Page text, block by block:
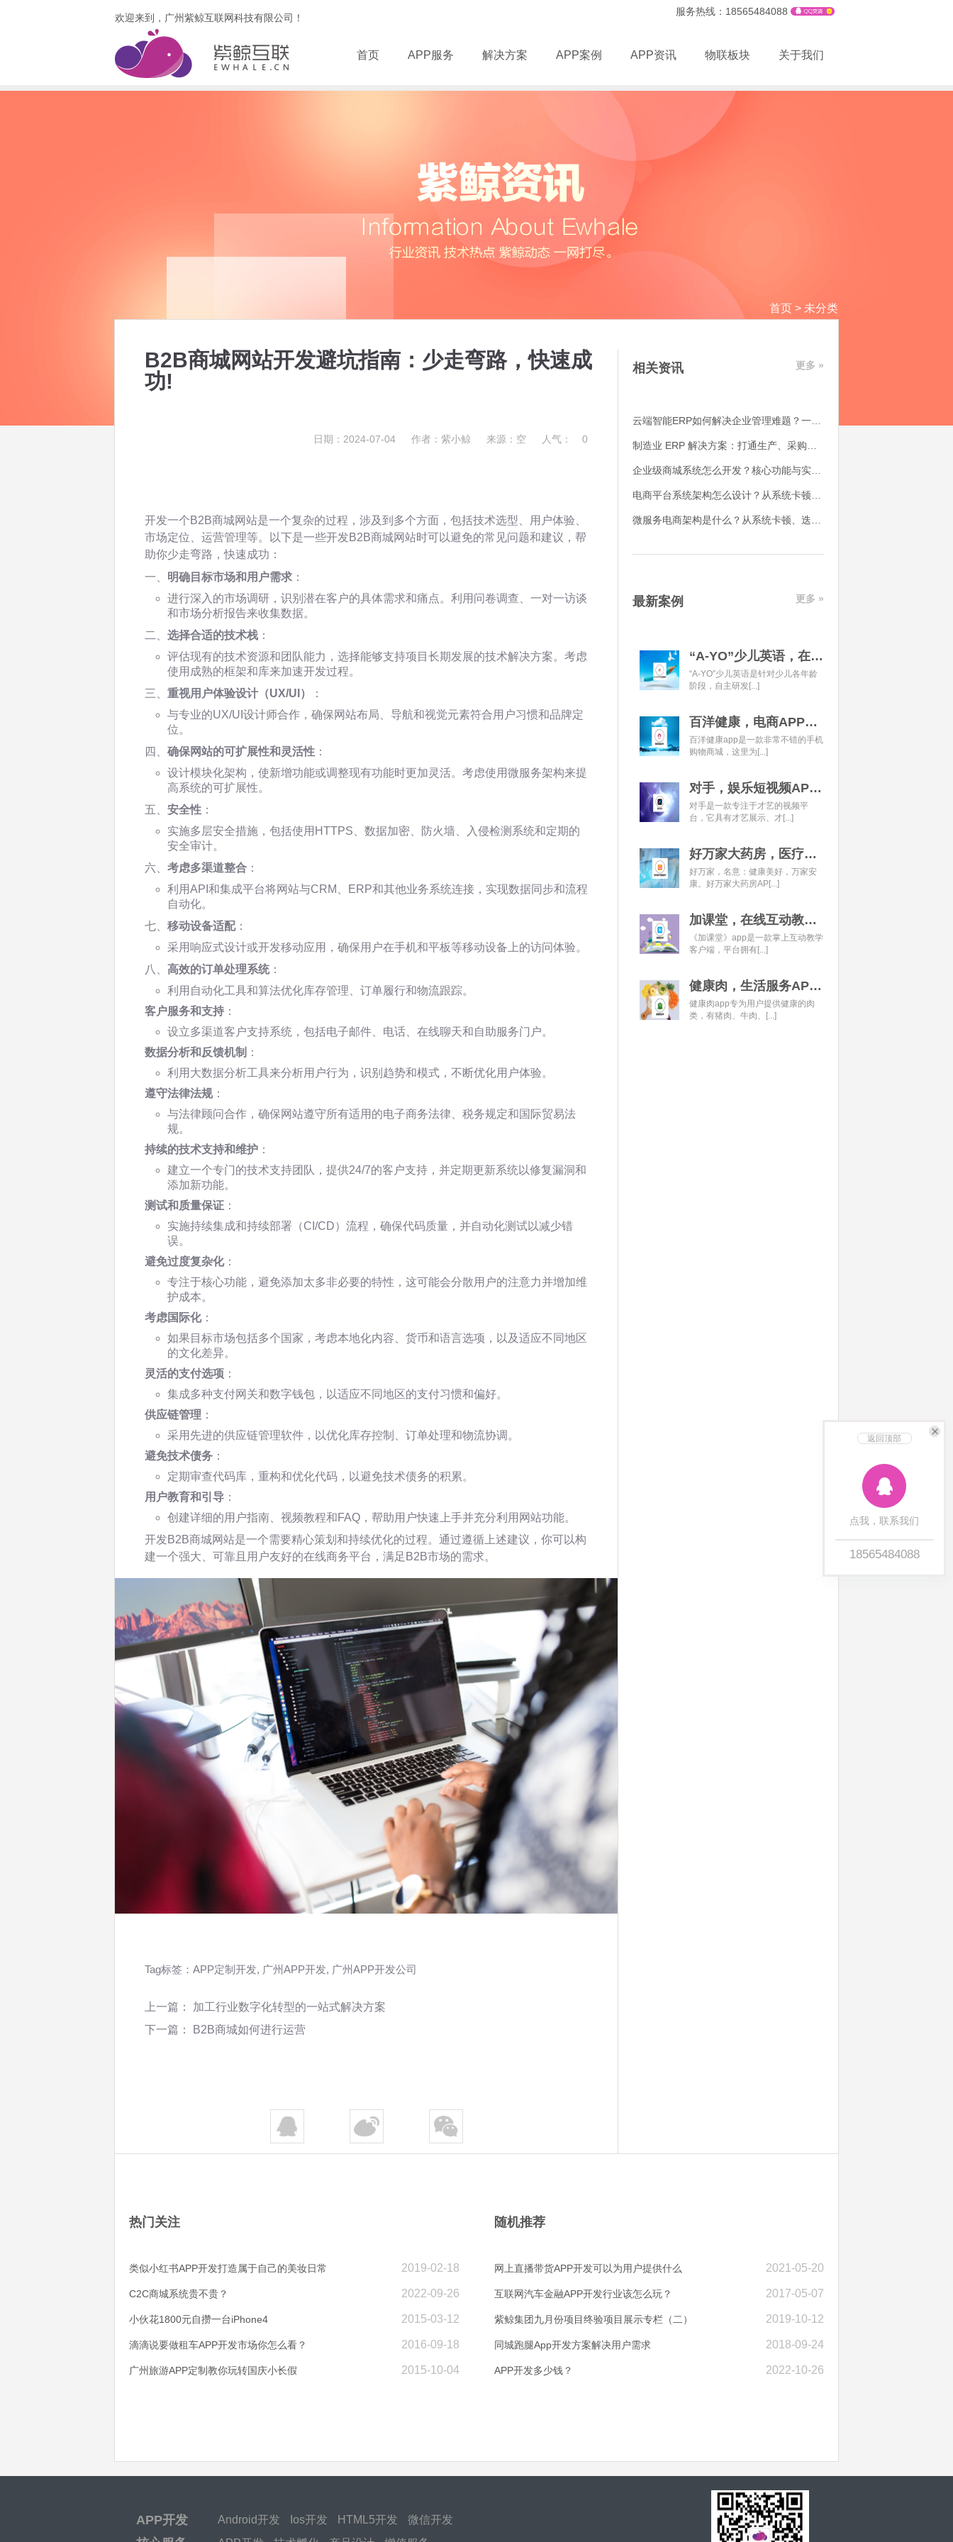
欢迎来到，广州紫鲸互联网科技有限公司！
服务热线：18565484088
首页 APP服务 解决方案 APP案例 APP资讯 物联板块 关于我们
返回顶部
点我，联系我们
18565484088
首页 > 未分类
B2B商城网站开发避坑指南：少走弯路，快速成
功!
日期：2024-07-04 作者：紫小鲸 来源：空 人气： 0
开发一个B2B商城网站是一个复杂的过程，涉及到多个方面，包括技术选型、用户体验、
市场定位、运营管理等。以下是一些开发B2B商城网站时可以避免的常见问题和建议，帮
助你少走弯路，快速成功：
一、 明确目标市场和用户需求 ：
进行深入的市场调研，识别潜在客户的具体需求和痛点。利用问卷调查、一对一访谈
和市场分析报告来收集数据。
二、 选择合适的技术栈 ：
评估现有的技术资源和团队能力，选择能够支持项目长期发展的技术解决方案。考虑
使用成熟的框架和库来加速开发过程。
三、 重视用户体验设计（UX/UI）
：
与专业的UX/UI设计师合作，确保网站布局、导航和视觉元素符合用户习惯和品牌定
位。
四、 确保网站的可扩展性和灵活性 ：
设计模块化架构，使新增功能或调整现有功能时更加灵活。考虑使用微服务架构来提
高系统的可扩展性。
五、 安全性 ：
实施多层安全措施，包括使用HTTPS、数据加密、防火墙、入侵检测系统和定期的
安全审计。
六、 考虑多渠道整合 ：
利用API和集成平台将网站与CRM、ERP和其他业务系统连接，实现数据同步和流程
自动化。
七、 移动设备适配：
采用响应式设计或开发移动应用，确保用户在手机和平板等移动设备上的访问体验。
八、 高效的订单处理系统：
利用自动化工具和算法优化库存管理、订单履行和物流跟踪。
客户服务和支持 ：
设立多渠道客户支持系统，包括电子邮件、电话、在线聊天和自助服务门户。
数据分析和反馈机制 ：
利用大数据分析工具来分析用户行为，识别趋势和模式，不断优化用户体验。
遵守法律法规：
与法律顾问合作，确保网站遵守所有适用的电子商务法律、税务规定和国际贸易法
规。
持续的技术支持和维护 ：
建立一个专门的技术支持团队，提供24/7的客户支持，并定期更新系统以修复漏洞和
添加新功能。
测试和质量保证 ：
实施持续集成和持续部署（CI/CD）流程，确保代码质量，并自动化测试以减少错
误。
避免过度复杂化：
专注于核心功能，避免添加太多非必要的特性，这可能会分散用户的注意力并增加维
护成本。
考虑国际化：
如果目标市场包括多个国家，考虑本地化内容、货币和语言选项，以及适应不同地区
的文化差异。
灵活的支付选项 ：
集成多种支付网关和数字钱包，以适应不同地区的支付习惯和偏好。
供应链管理 ：
采用先进的供应链管理软件，以优化库存控制、订单处理和物流协调。
避免技术债务 ：
定期审查代码库，重构和优化代码，以避免技术债务的积累。
用户教育和引导 ：
创建详细的用户指南、视频教程和FAQ，帮助用户快速上手并充分利用网站功能。
开发B2B商城网站是一个需要精心策划和持续优化的过程。通过遵循上述建议，你可以构
建一个强大、可靠且用户友好的在线商务平台，满足B2B市场的需求。
Tag标签： APP定制开发, 广州APP开发, 广州APP开发公司
上一篇： 加工行业数字化转型的一站式解决方案
下一篇：
B2B商城如何进行运营
相关资讯 更多 »
最新案例 更多 »
“A-YO”少儿英语，在线语言学习平台开发经典案例
“A-YO”少儿英语是针对少儿各年龄
阶段，自主研发[...]
百洋健康，电商APP开发经典案例
百洋健康app是一款非常不错的手机
购物商城，这里为[...]
对手，娱乐短视频APP开发经典案例
对手是一款专注于才艺的视频平
台，它具有才艺展示、才[...]
好万家大药房，医疗健康APP开发经典案例
好万家，名意：健康美好，万家安
康。好万家大药房AP[...]
加课堂，在线互动教育APP经典案例
《加课堂》app是一款掌上互动教学
客户端，平台拥有[...]
健康肉，生活服务APP开发经典案例
健康肉app专为用户提供健康的肉
类，有猪肉、牛肉、[...]
热门关注
2019-02-18
类似小红书APP开发打造属于自己的美妆日常
2022-09-26
C2C商城系统贵不贵？
2015-03-12
小伙花1800元自攒一台iPhone4
2016-09-18
滴滴说要做租车APP开发市场你怎么看？
2015-10-04
广州旅游APP定制教你玩转国庆小长假
随机推荐
2021-05-20
网上直播带货APP开发可以为用户提供什么
2017-05-07
互联网汽车金融APP开发行业该怎么玩？
2019-10-12
紫鲸集团九月份项目终验项目展示专栏（二）
2018-09-24
同城跑腿App开发方案解决用户需求
2022-10-26
APP开发多少钱？
APP开发 Android开发 Ios开发 HTML5开发 微信开发